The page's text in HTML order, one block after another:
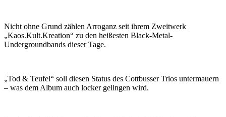
Nicht ohne Grund zählen Arroganz seit ihrem Zweitwerk
„Kaos.Kult.Kreation“ zu den heißesten Black-Metal-
Undergroundbands dieser Tage.
„Tod & Teufel“ soll diesen Status des Cottbusser Trios untermauern
– was dem Album auch locker gelingen wird.